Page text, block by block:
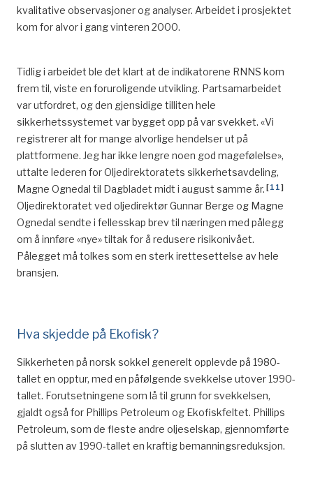
kvalitative observasjoner og analyser. Arbeidet i prosjektet
kom for alvor i gang vinteren 2000.
Tidlig i arbeidet ble det klart at de indikatorene RNNS kom
frem til, viste en foruroligende utvikling. Partsamarbeidet
var utfordret, og den gjensidige tilliten hele
sikkerhetssystemet var bygget opp på var svekket. «Vi
registrerer alt for mange alvorlige hendelser ut på
plattformene. Jeg har ikke lengre noen god magefølelse»,
uttalte lederen for Oljedirektoratets sikkerhetsavdeling,
Magne Ognedal til Dagbladet midt i august samme år. [11]
Oljedirektoratet ved oljedirektør Gunnar Berge og Magne
Ognedal sendte i fellesskap brev til næringen med pålegg
om å innføre «nye» tiltak for å redusere risikonivået.
Pålegget må tolkes som en sterk irettesettelse av hele
bransjen.
Hva skjedde på Ekofisk?
Sikkerheten på norsk sokkel generelt opplevde på 1980-
tallet en opptur, med en påfølgende svekkelse utover 1990-
tallet. Forutsetningene som lå til grunn for svekkelsen,
gjaldt også for Phillips Petroleum og Ekofiskfeltet. Phillips
Petroleum, som de fleste andre oljeselskap, gjennomførte
på slutten av 1990-tallet en kraftig bemanningsreduksjon.